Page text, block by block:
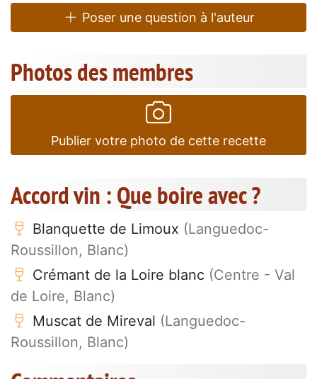
Poser une question à l'auteur
Photos des membres
Publier votre photo de cette recette
Accord vin : Que boire avec ?
Blanquette de Limoux (Languedoc-
Roussillon, Blanc)
Crémant de la Loire blanc (Centre - Val
de Loire, Blanc)
Muscat de Mireval (Languedoc-
Roussillon, Blanc)